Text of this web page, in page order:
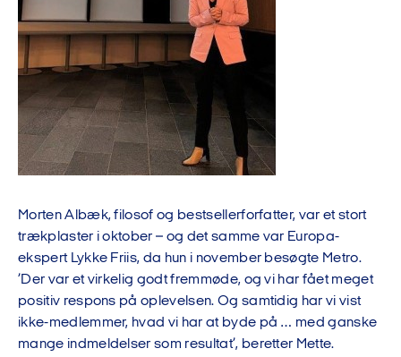
Morten Albæk, filosof og bestsellerforfatter, var et stort
trækplaster i oktober – og det samme var Europa-
ekspert Lykke Friis, da hun i november besøgte Metro.
’Der var et virkelig godt fremmøde, og vi har fået meget
positiv respons på oplevelsen. Og samtidig har vi vist
ikke-medlemmer, hvad vi har at byde på … med ganske
mange indmeldelser som resultat’, beretter Mette.